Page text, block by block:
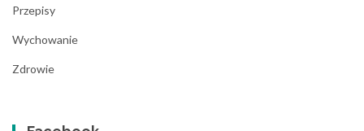
Przepisy
Wychowanie
Zdrowie